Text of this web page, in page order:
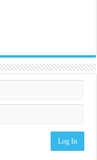
Log In